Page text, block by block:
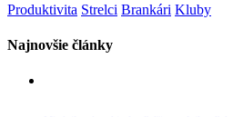
Produktivita Strelci Brankári Kluby
Najnovšie články